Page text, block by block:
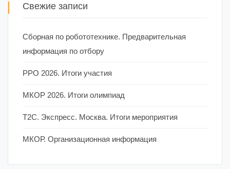
Свежие записи
Сборная по робототехнике. Предварительная
информация по отбору
РРО 2026. Итоги участия
МКОР 2026. Итоги олимпиад
Т2С. Экспресс. Москва. Итоги мероприятия
МКОР. Организационная информация